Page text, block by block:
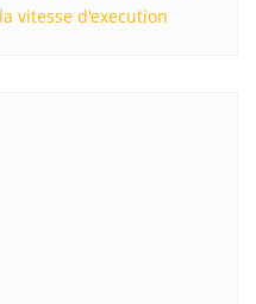
vitesse d'execution